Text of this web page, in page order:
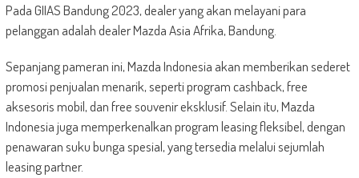
Pada GIIAS Bandung 2023, dealer yang akan melayani para
pelanggan adalah dealer Mazda Asia Afrika, Bandung.
Sepanjang pameran ini, Mazda Indonesia akan memberikan sederet
promosi penjualan menarik, seperti program cashback, free
aksesoris mobil, dan free souvenir eksklusif. Selain itu, Mazda
Indonesia juga memperkenalkan program leasing fleksibel, dengan
penawaran suku bunga spesial, yang tersedia melalui sejumlah
leasing partner.